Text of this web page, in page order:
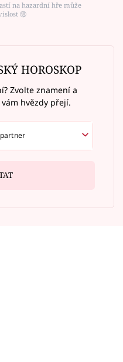
na hazardní hře může
⑱
HOROSKOP
Zvolte znamení a
hvězdy přejí.